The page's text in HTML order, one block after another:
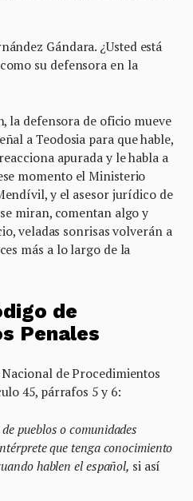
Gándara. ¿Usted está
su defensora en la
la defensora de oficio mueve
a Teodosia para que hable,
apurada y le habla a
momento el Ministerio
y el asesor jurídico de
miran, comentan algo y
veladas sonrisas volverán a
más a lo largo de la
de
Penales
de Procedimientos
45, párrafos 5 y 6:
pueblos o comunidades
que tenga conocimiento
hablen el español, si así